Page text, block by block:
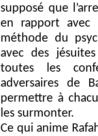
supposé que
en rapport avec
méthode du
avec des
toutes les
adversaires de
permettre à
les surmonter.
Ce qui anime